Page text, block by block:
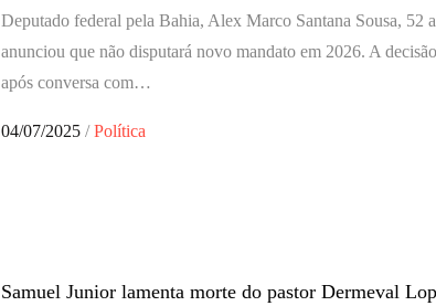
Deputado federal pela Bahia, Alex Marco Santana Sousa, 52
anunciou que não disputará novo mandato em 2026. A
após conversa com…
Posted
04/07/2025 Política
Samuel Junior lamenta morte do pastor Dermeval